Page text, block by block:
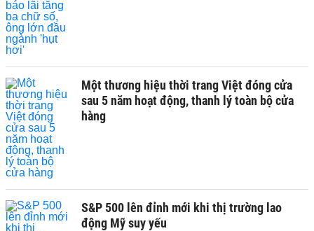
Một thương hiệu thời trang Việt đóng cửa
sau 5 năm hoạt động, thanh lý toàn bộ cửa
hàng
S&P 500 lên đỉnh mới khi thị trường lao
động Mỹ suy yếu